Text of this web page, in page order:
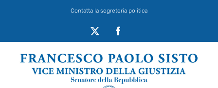
Contatta la segreteria politica